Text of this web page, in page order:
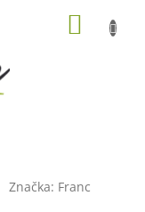
Značka: Franc